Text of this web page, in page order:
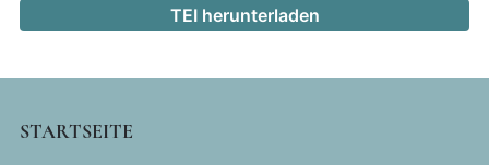
TEI herunterladen
MAIN
STARTSEITE